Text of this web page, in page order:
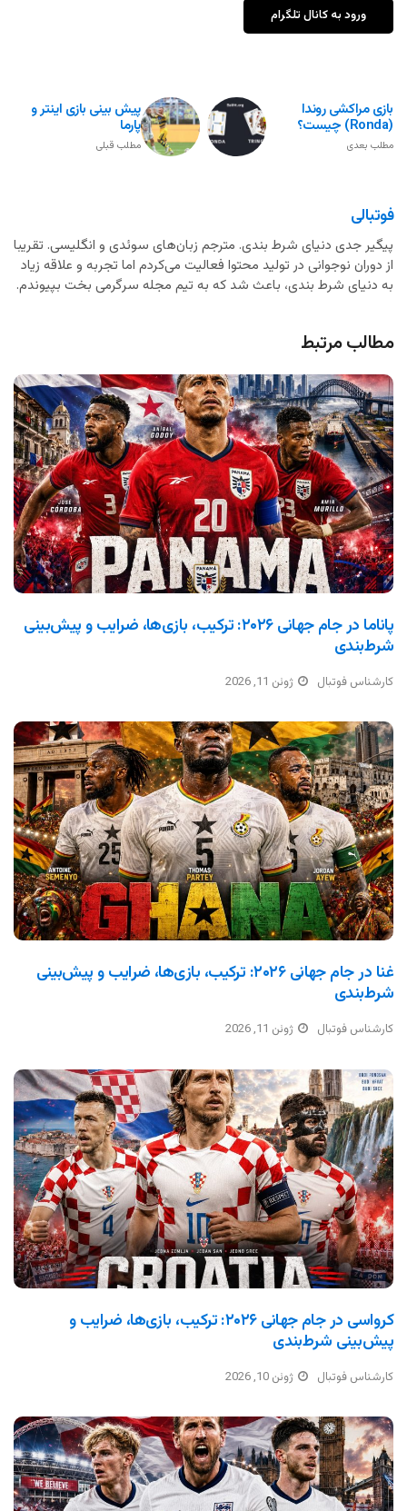
ورود به کانال تلگرام
پیش بینی بازی اینتر و
پارما
مطلب قبلی
بازی مراکشی روندا
(Ronda) چیست؟
مطلب بعدی
فوتبالی
پیگیر جدی دنیای شرط بندی. مترجم زبان‌های سوئدی و انگلیسی. تقریبا
از دوران نوجوانی در تولید محتوا فعالیت می‌کردم اما تجربه و علاقه زیاد
به دنیای شرط بندی، باعث شد که به تیم مجله سرگرمی بخت بپیوندم.
مطالب مرتبط
پاناما در جام جهانی ۲۰۲۶: ترکیب، بازی‌ها، ضرایب و پیش‌بینی
شرط‌بندی
کارشناس فوتبال ژوئن 11, 2026
غنا در جام جهانی ۲۰۲۶: ترکیب، بازی‌ها، ضرایب و پیش‌بینی
شرط‌بندی
کارشناس فوتبال ژوئن 11, 2026
کرواسی در جام جهانی ۲۰۲۶: ترکیب، بازی‌ها، ضرایب و
پیش‌بینی شرط‌بندی
کارشناس فوتبال ژوئن 10, 2026